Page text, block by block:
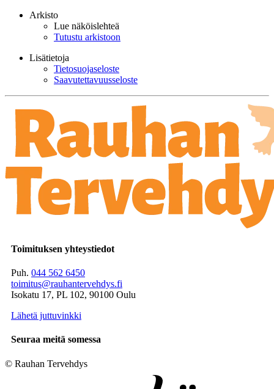
Arkisto
Lue näköislehteä
Tutustu arkistoon
Lisätietoja
Tietosuojaseloste
Saavutettavuusseloste
Toimituksen yhteystiedot
Puh. 044 562 6450
toimitus@rauhantervehdys.fi
Isokatu 17, PL 102, 90100 Oulu
Lähetä juttuvinkki
Seuraa meitä somessa
© Rauhan Tervehdys